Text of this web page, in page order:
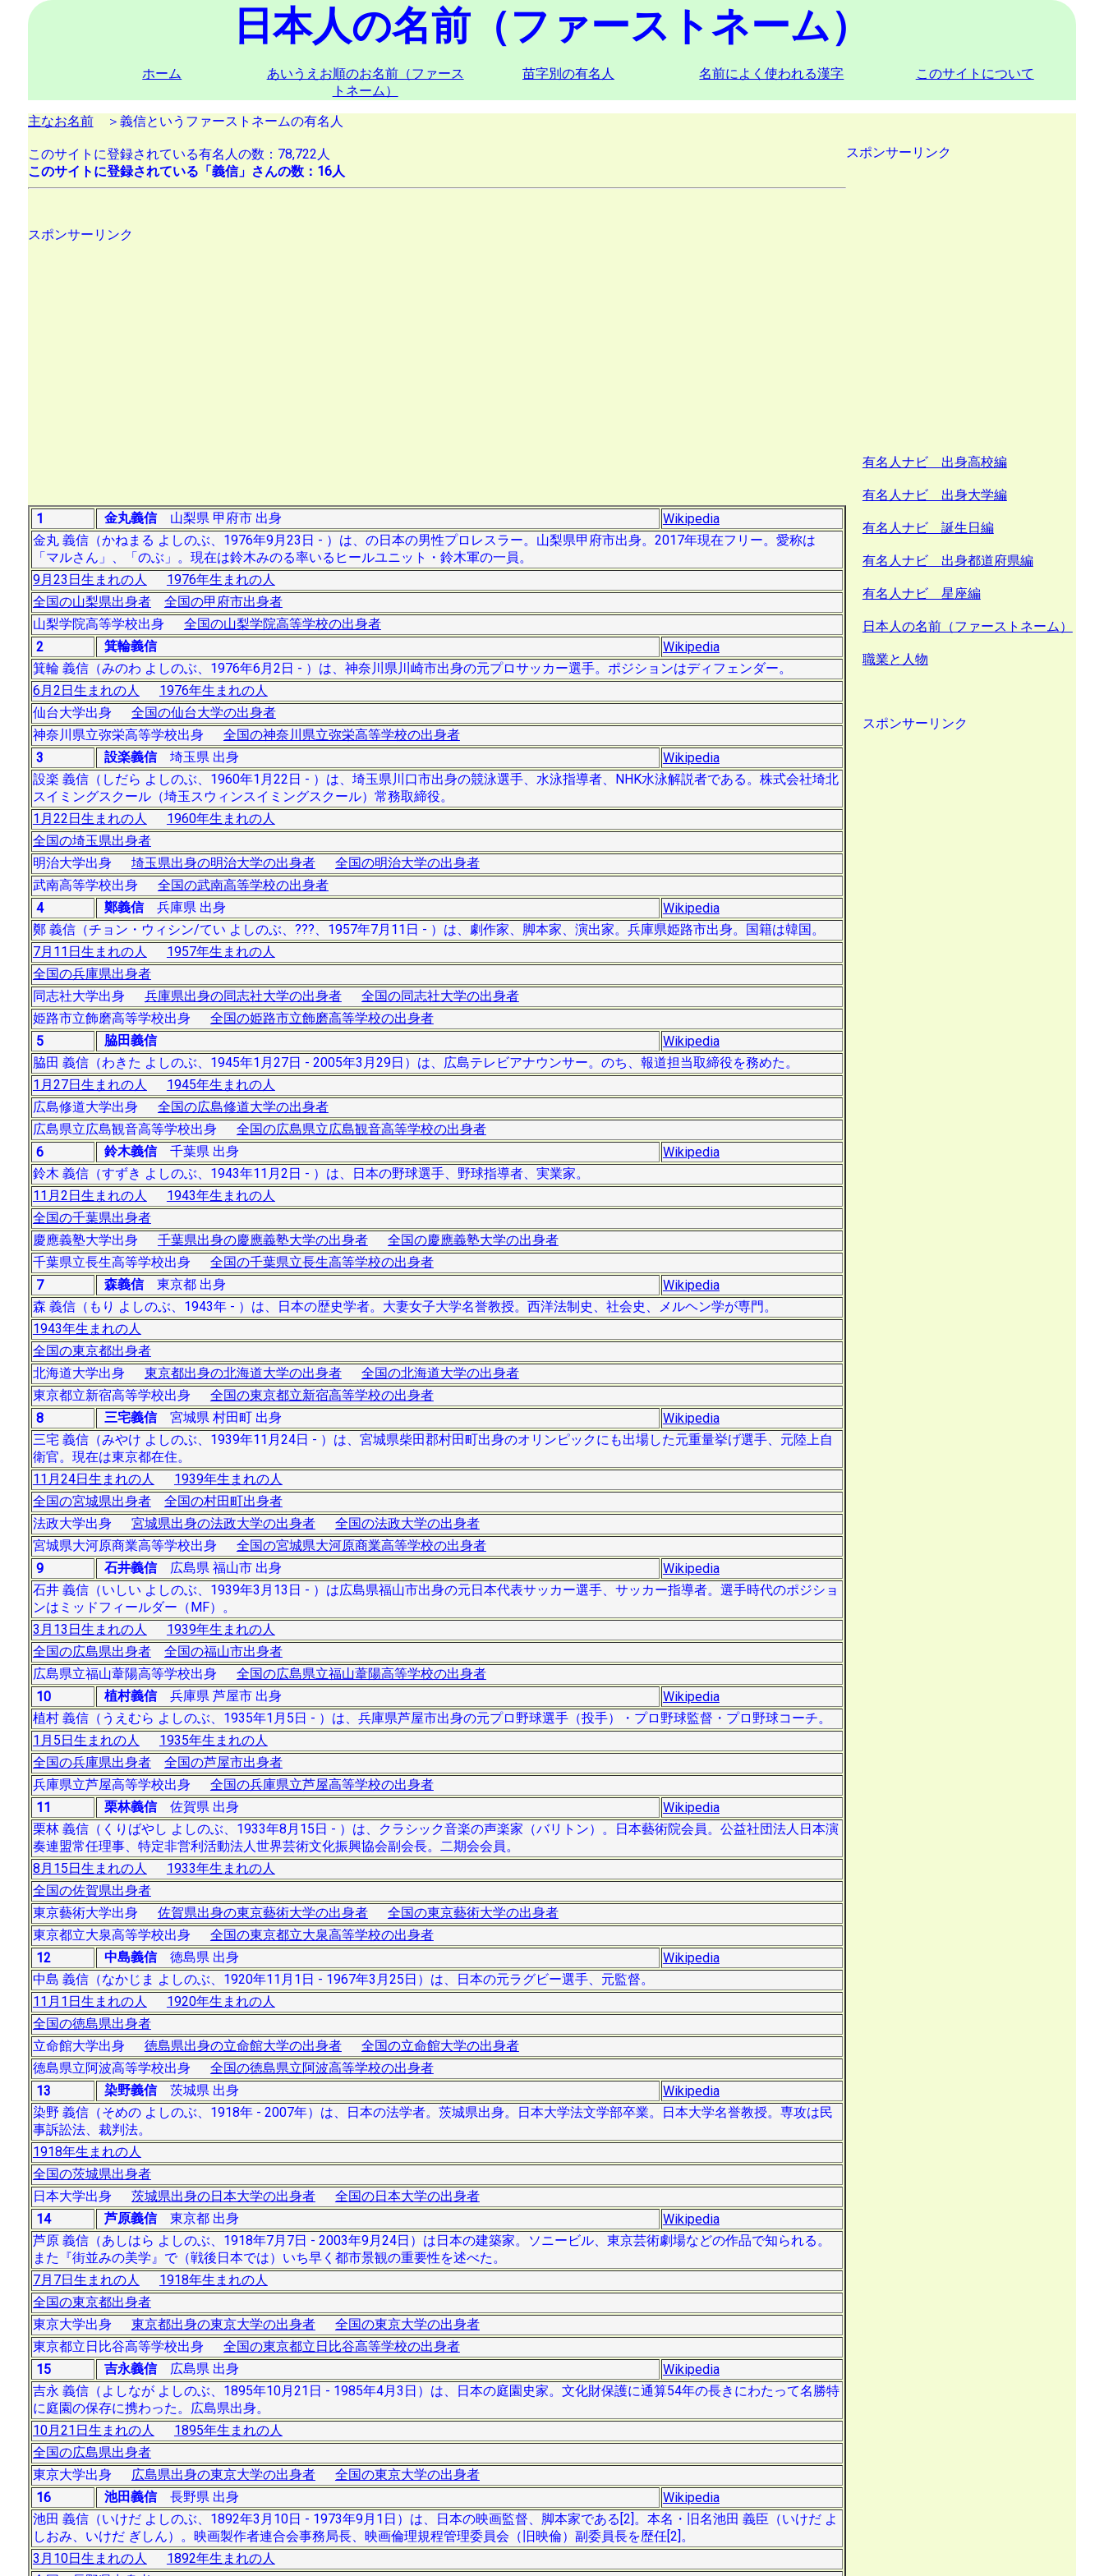
日本人の名前（ファーストネーム）
ホーム
あいうえお順のお名前（ファース
トネーム）
苗字別の有名人 名前によく使われる漢字 このサイトについて
主なお名前＞義信というファーストネームの有名人
このサイトに登録されている有名人の数：78,722人
このサイトに登録されている「義信」さんの数：16人
スポンサーリンク
1 金丸義信山梨県 甲府市 出身
Wikipedia
金丸 義信（かねまる よしのぶ、1976年9月23日 - ）は、の日本の男性プロレスラー。山梨県甲府市出身。2017年現在フリー。愛称は
「マルさん」、「のぶ」。現在は鈴木みのる率いるヒールユニット・鈴木軍の一員。
9月23日生まれの人
1976年生まれの人
全国の山梨県出身者
全国の甲府市出身者
山梨学院高等学校出身 全国の山梨学院高等学校の出身者
2
箕輪義信
Wikipedia
箕輪 義信（みのわ よしのぶ、1976年6月2日 - ）は、神奈川県川崎市出身の元プロサッカー選手。ポジションはディフェンダー。
6月2日生まれの人
1976年生まれの人
仙台大学出身 全国の仙台大学の出身者
神奈川県立弥栄高等学校出身 全国の神奈川県立弥栄高等学校の出身者
3
設楽義信埼玉県 出身
Wikipedia
設楽 義信（しだら よしのぶ、1960年1月22日 - ）は、埼玉県川口市出身の競泳選手、水泳指導者、NHK水泳解説者である。株式会社埼北
スイミングスクール（埼玉スウィンスイミングスクール）常務取締役。
1月22日生まれの人
1960年生まれの人
全国の埼玉県出身者
明治大学出身 埼玉県出身の明治大学の出身者
全国の明治大学の出身者
武南高等学校出身 全国の武南高等学校の出身者
4
鄭義信兵庫県 出身
Wikipedia
鄭 義信（チョン・ウィシン/てい よしのぶ、???、1957年7月11日 - ）は、劇作家、脚本家、演出家。兵庫県姫路市出身。国籍は韓国。
7月11日生まれの人
1957年生まれの人
全国の兵庫県出身者
同志社大学出身 兵庫県出身の同志社大学の出身者
全国の同志社大学の出身者
姫路市立飾磨高等学校出身 全国の姫路市立飾磨高等学校の出身者
5
脇田義信
Wikipedia
脇田 義信（わきた よしのぶ、1945年1月27日 - 2005年3月29日）は、広島テレビアナウンサー。のち、報道担当取締役を務めた。
1月27日生まれの人
1945年生まれの人
広島修道大学出身 全国の広島修道大学の出身者
広島県立広島観音高等学校出身 全国の広島県立広島観音高等学校の出身者
6
鈴木義信千葉県 出身
Wikipedia
鈴木 義信（すずき よしのぶ、1943年11月2日 - ）は、日本の野球選手、野球指導者、実業家。
11月2日生まれの人
1943年生まれの人
全国の千葉県出身者
慶應義塾大学出身 千葉県出身の慶應義塾大学の出身者
全国の慶應義塾大学の出身者
千葉県立長生高等学校出身 全国の千葉県立長生高等学校の出身者
7
森義信東京都 出身
Wikipedia
森 義信（もり よしのぶ、1943年 - ）は、日本の歴史学者。大妻女子大学名誉教授。西洋法制史、社会史、メルヘン学が専門。
1943年生まれの人
全国の東京都出身者
北海道大学出身 東京都出身の北海道大学の出身者
全国の北海道大学の出身者
東京都立新宿高等学校出身 全国の東京都立新宿高等学校の出身者
8
三宅義信宮城県 村田町 出身
Wikipedia
三宅 義信（みやけ よしのぶ、1939年11月24日 - ）は、宮城県柴田郡村田町出身のオリンピックにも出場した元重量挙げ選手、元陸上自
衛官。現在は東京都在住。
11月24日生まれの人
1939年生まれの人
全国の宮城県出身者
全国の村田町出身者
法政大学出身 宮城県出身の法政大学の出身者
全国の法政大学の出身者
宮城県大河原商業高等学校出身 全国の宮城県大河原商業高等学校の出身者
9
石井義信広島県 福山市 出身
Wikipedia
石井 義信（いしい よしのぶ、1939年3月13日 - ）は広島県福山市出身の元日本代表サッカー選手、サッカー指導者。選手時代のポジショ
ンはミッドフィールダー（MF）。
3月13日生まれの人
1939年生まれの人
全国の広島県出身者
全国の福山市出身者
広島県立福山葦陽高等学校出身 全国の広島県立福山葦陽高等学校の出身者
10
植村義信兵庫県 芦屋市 出身
Wikipedia
植村 義信（うえむら よしのぶ、1935年1月5日 - ）は、兵庫県芦屋市出身の元プロ野球選手（投手）・プロ野球監督・プロ野球コーチ。
1月5日生まれの人
1935年生まれの人
全国の兵庫県出身者
全国の芦屋市出身者
兵庫県立芦屋高等学校出身 全国の兵庫県立芦屋高等学校の出身者
11
栗林義信佐賀県 出身
Wikipedia
栗林 義信（くりばやし よしのぶ、1933年8月15日 - ）は、クラシック音楽の声楽家（バリトン）。日本藝術院会員。公益社団法人日本演
奏連盟常任理事、特定非営利活動法人世界芸術文化振興協会副会長。二期会会員。
8月15日生まれの人
1933年生まれの人
全国の佐賀県出身者
東京藝術大学出身 佐賀県出身の東京藝術大学の出身者
全国の東京藝術大学の出身者
東京都立大泉高等学校出身 全国の東京都立大泉高等学校の出身者
12
中島義信徳島県 出身
Wikipedia
中島 義信（なかじま よしのぶ、1920年11月1日 - 1967年3月25日）は、日本の元ラグビー選手、元監督。
11月1日生まれの人
1920年生まれの人
全国の徳島県出身者
立命館大学出身 徳島県出身の立命館大学の出身者
全国の立命館大学の出身者
徳島県立阿波高等学校出身 全国の徳島県立阿波高等学校の出身者
13
染野義信茨城県 出身
Wikipedia
染野 義信（そめの よしのぶ、1918年 - 2007年）は、日本の法学者。茨城県出身。日本大学法文学部卒業。日本大学名誉教授。専攻は民
事訴訟法、裁判法。
1918年生まれの人
全国の茨城県出身者
日本大学出身 茨城県出身の日本大学の出身者
全国の日本大学の出身者
14
芦原義信東京都 出身
Wikipedia
芦原 義信（あしはら よしのぶ、1918年7月7日 - 2003年9月24日）は日本の建築家。ソニービル、東京芸術劇場などの作品で知られる。
また『街並みの美学』で（戦後日本では）いち早く都市景観の重要性を述べた。
7月7日生まれの人
1918年生まれの人
全国の東京都出身者
東京大学出身 東京都出身の東京大学の出身者
全国の東京大学の出身者
東京都立日比谷高等学校出身 全国の東京都立日比谷高等学校の出身者
15
吉永義信広島県 出身
Wikipedia
吉永 義信（よしなが よしのぶ、1895年10月21日 - 1985年4月3日）は、日本の庭園史家。文化財保護に通算54年の長きにわたって名勝特
に庭園の保存に携わった。広島県出身。
10月21日生まれの人
1895年生まれの人
全国の広島県出身者
東京大学出身 広島県出身の東京大学の出身者
全国の東京大学の出身者
16
池田義信長野県 出身
Wikipedia
池田 義信（いけだ よしのぶ、1892年3月10日 - 1973年9月1日）は、日本の映画監督、脚本家である[2]。本名・旧名池田 義臣（いけだ よ
しおみ、いけだ ぎしん）。映画製作者連合会事務局長、映画倫理規程管理委員会（旧映倫）副委員長を歴任[2]。
3月10日生まれの人
1892年生まれの人
スポンサーリンク
有名人ナビ 出身高校編
有名人ナビ 出身大学編
有名人ナビ 誕生日編
有名人ナビ 出身都道府県編
有名人ナビ 星座編
日本人の名前（ファーストネーム）
職業と人物
スポンサーリンク